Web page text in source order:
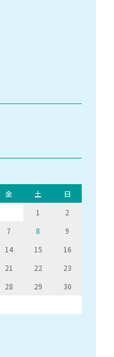
金 土
日
1
2
7 8
9
14 15
16
21 22
23
28 29
30